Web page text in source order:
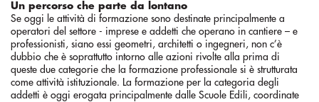
Un percorso che parte da lontano
Se oggi le attività di formazione sono destinate principalmente a
operatori del settore - imprese e addetti che operano in cantiere – e
professionisti, siano essi geometri, architetti o ingegneri, non c’è
dubbio che è soprattutto intorno alle azioni rivolte alla prima di
queste due categorie che la formazione professionale si è strutturata
come attività istituzionale. La formazione per la categoria degli
addetti è oggi erogata principalmente dalle Scuole Edili, coordinate